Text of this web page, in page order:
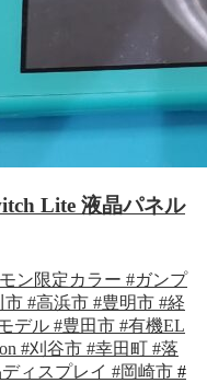
Lite 液晶パネル
ン限定カラー #ガンプ
市 #高浜市 #豊明市 #経
デル #豊田市 #有機EL
#刈谷市 #幸田町 #落
ィスプレイ #岡崎市 #